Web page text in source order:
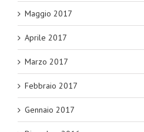
Maggio 2017
Aprile 2017
Marzo 2017
Febbraio 2017
Gennaio 2017